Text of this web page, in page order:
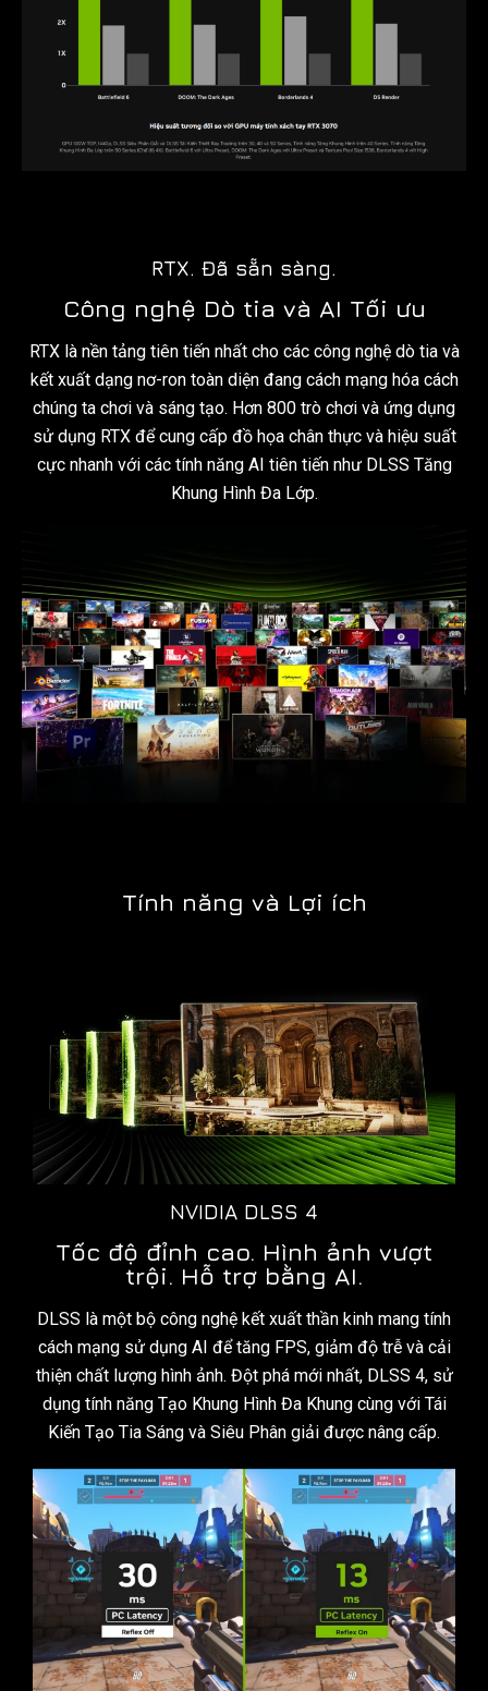
RTX. Đã sẵn sàng.
Công nghệ Dò tia và AI Tối ưu
RTX là nền tảng tiên tiến nhất cho các công nghệ dò tia và
kết xuất dạng nơ-ron toàn diện đang cách mạng hóa cách
chúng ta chơi và sáng tạo. Hơn 800 trò chơi và ứng dụng
sử dụng RTX để cung cấp đồ họa chân thực và hiệu suất
cực nhanh với các tính năng AI tiên tiến như DLSS Tăng
Khung Hình Đa Lớp.
Tính năng và Lợi ích
NVIDIA DLSS 4
Tốc độ đỉnh cao. Hình ảnh vượt
trội. Hỗ trợ bằng AI.
DLSS là một bộ công nghệ kết xuất thần kinh mang tính
cách mạng sử dụng AI để tăng FPS, giảm độ trễ và cải
thiện chất lượng hình ảnh. Đột phá mới nhất, DLSS 4, sử
dụng tính năng Tạo Khung Hình Đa Khung cùng với Tái
Kiến Tạo Tia Sáng và Siêu Phân giải được nâng cấp.